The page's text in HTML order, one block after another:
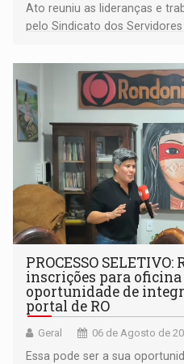
Ato reuniu as lideranças e
pelo Sindicato dos
PROCESSO
inscrições para
oportunidade de
portal de RO
Geral 06 de Agosto de
Essa pode ser a sua